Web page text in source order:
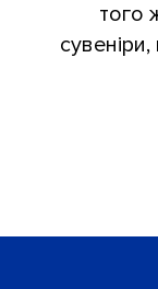
того
сувеніри,